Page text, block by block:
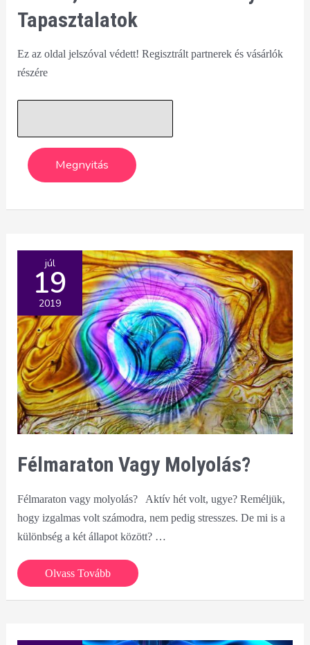
Tapasztalatok
Ez az oldal jelszóval védett! Regisztrált partnerek és vásárlók
részére
júl
19
2019
Félmaraton Vagy Molyolás?
Félmaraton vagy molyolás? Aktív hét volt, ugye? Reméljük,
hogy izgalmas volt számodra, nem pedig stresszes. De mi is a
különbség a két állapot között? …
Félmaraton
vagy
Olvass Tovább